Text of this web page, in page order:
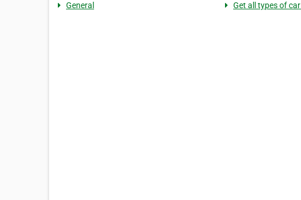
General Get all types of car l